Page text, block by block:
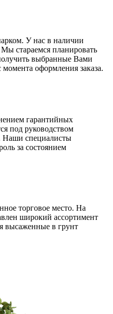
У нас в наличии
стараемся планировать
выбранные Вами
момента оформления заказа.
гарантийных
под руководством
Наши специалисты
за состоянием
торговое место. На
широкий ассортимент
высаженные в грунт